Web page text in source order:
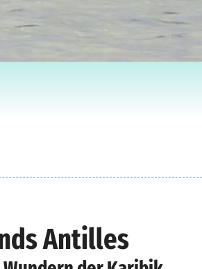
Antilles